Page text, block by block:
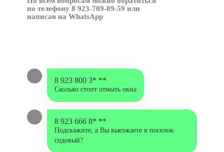
по телефону 8 923-709-89-59 или
написав на WhatsApp
8 923 800 3* **
Сколько стоит отмыть окна
8 923 666 8* **
Подскажите, а Вы выезжаете в поселок
содовый?